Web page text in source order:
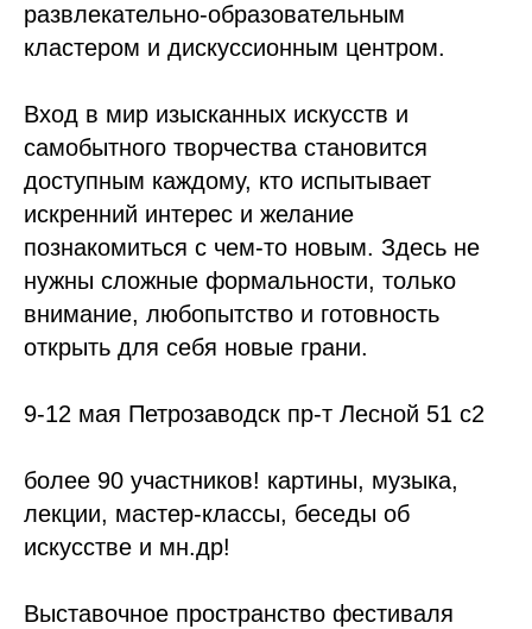
развлекательно-образовательным
кластером и дискуссионным центром.
Вход в мир изысканных искусств и
самобытного творчества становится
доступным каждому, кто испытывает
искренний интерес и желание
познакомиться с чем-то новым. Здесь не
нужны сложные формальности, только
внимание, любопытство и готовность
открыть для себя новые грани.
9-12 мая Петрозаводск пр-т Лесной 51 с2
более 90 участников! картины, музыка,
лекции, мастер-классы, беседы об
искусстве и мн.др!
Выставочное пространство фестиваля